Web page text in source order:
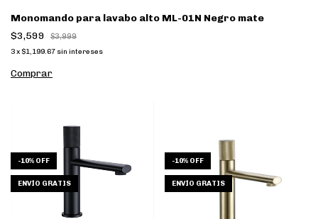
Monomando para lavabo alto ML-01N Negro mate
$3,599
$3,999
3x $1,199.67 sin intereses
-10% OFF
ENVÍO GRATIS
-10% OFF
ENVÍO GRATIS